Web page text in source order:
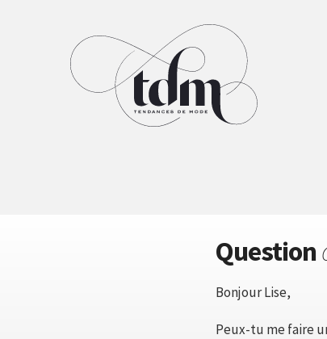
Question
Bonjour Lise,
Peux-tu me faire